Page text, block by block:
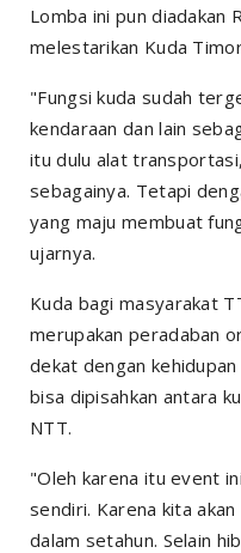
Lomba ini pun diadakan
melestarikan Kuda
"Fungsi kuda sudah
kendaraan dan lain
itu dulu alat
sebagainya. Tetapi
yang maju membuat
ujarnya.
Kuda bagi masyarakat
merupakan peradaban
dekat dengan
bisa dipisahkan antara
NTT.
"Oleh karena ituevent
sendiri. Karena kita
dalam setahun. Selain